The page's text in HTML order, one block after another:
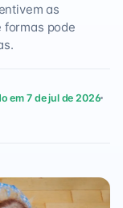
as
formas pode
em 7 de jul de 2026